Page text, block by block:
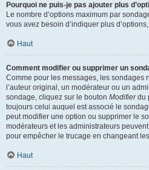
Pourquoi ne puis-je pas ajouter plus
Le nombre d’options maximum par
vous avez besoin d’indiquer plus
Haut
Comment modifier ou supprimer un
Comme pour les messages, les sondages
l’auteur original, un modérateur ou un
sondage, cliquez sur le bouton Modifierdu
toujours celui auquel est associé le
peut modifier une option ou supprimer le
modérateurs et les administrateurs
pour empêcher le trucage en changeant
Haut